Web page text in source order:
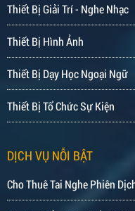
Thiết Bị Giải Trí - Nghe Nhạc
Thiết Bị Hình Ảnh
Thiết Bị Dạy Học Ngoại Ngữ
Thiết Bị Tổ Chức Sự Kiện
DỊCH VỤ NỖI BẬT
Cho Thuê Tai Nghe Phiên